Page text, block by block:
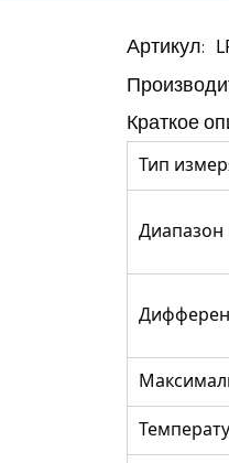
Артикул:
Краткое
Тип
Диапазон